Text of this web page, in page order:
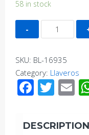
58 in stock
Llavero
de
Tornasol
(Rainbow)
-
Militar
SKU: BL-16935
Category: Llaveros
DESCRIPTION